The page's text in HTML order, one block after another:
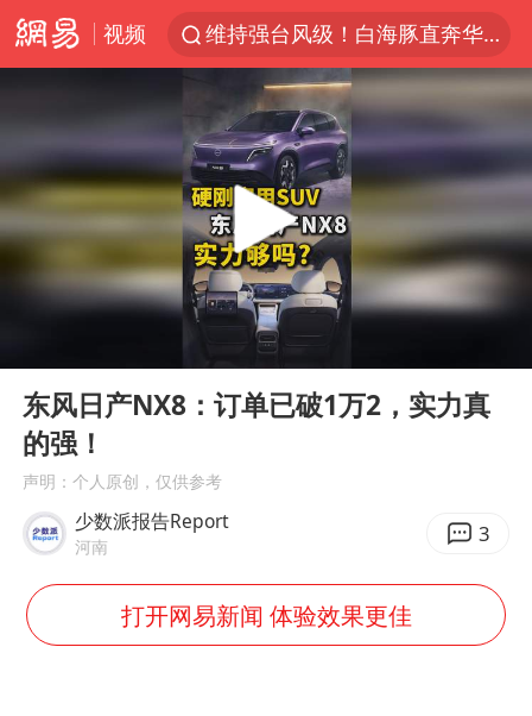
视频
维持强台风级！白海豚直奔华东沿海
印度暴发金迪普拉病毒
24小时不关空调 电费反而更低？
美国退回1000亿美元关税
“事业单位招聘不是人情买卖”
小伙靠AI减肥 45天瘦40斤进了ICU
新华社权威快报|我国编制完成新版全月地质图
如何把百年大党建设得更加坚强有力
曝张一鸣下死命令：不依赖AI蒸馏技术
Play
东风日产NX8：订单已破1万2，实力真
的强！
声明：个人原创，仅供参考
少数派报告Report
河南 3
打开网易新闻 体验效果更佳